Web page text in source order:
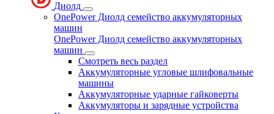
Диолд
OnePower Диолд семейство аккумуляторных
машин
OnePower Диолд семейство аккумуляторных
машин
Смотреть весь раздел
Аккумуляторные угловые шлифовальные
машины
Аккумуляторные ударные гайковерты
Аккумуляторы и зарядные устройства